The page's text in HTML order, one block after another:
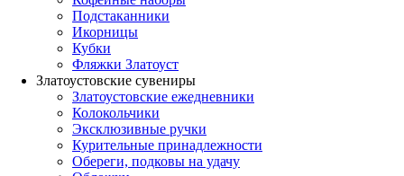
Подстаканники
Икорницы
Кубки
Фляжки Златоуст
Златоустовские сувениры
Златоустовские ежедневники
Колокольчики
Эксклюзивные ручки
Курительные принадлежности
Обереги, подковы на удачу